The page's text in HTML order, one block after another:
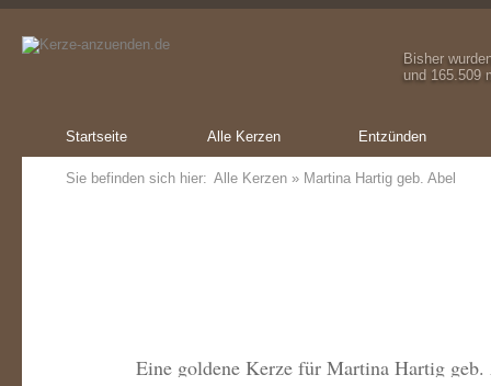
Bisher
und 165.509
Startseite Alle Kerzen Entzünden
Sie befinden sich hier: Alle Kerzen » Martina Hartig geb. Abel
Eine goldene Kerze für Martina Hartig